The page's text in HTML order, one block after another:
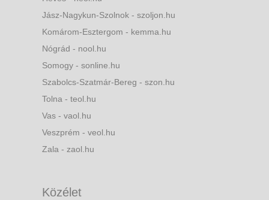
Jász-Nagykun-Szolnok - szoljon.hu
Komárom-Esztergom - kemma.hu
Nógrád - nool.hu
Somogy - sonline.hu
Szabolcs-Szatmár-Bereg - szon.hu
Tolna - teol.hu
Vas - vaol.hu
Veszprém - veol.hu
Zala - zaol.hu
Közélet